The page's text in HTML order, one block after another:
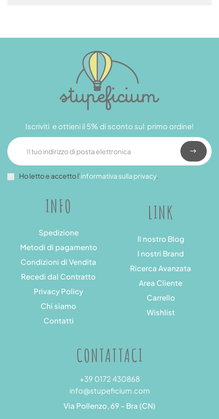
INFO
Spedizione
Metodi di pagamento
Condizioni di Vendita
Recedi dal Contratto
Privacy Policy
Chi siamo
Contatti
LINK
Il nostro Blog
I nostri Brand
Ricerca Avanzata
Area Cliente
Carrello
Wishlist
Iscriviti e ottieni il 5% di sconto sul primo ordine!
Ho letto e accetto l’informativa sulla privacy.
CONTATTACI
+39 0172 430868
info@stupeficium.com
Via Pollenzo, 69 - Bra (CN)